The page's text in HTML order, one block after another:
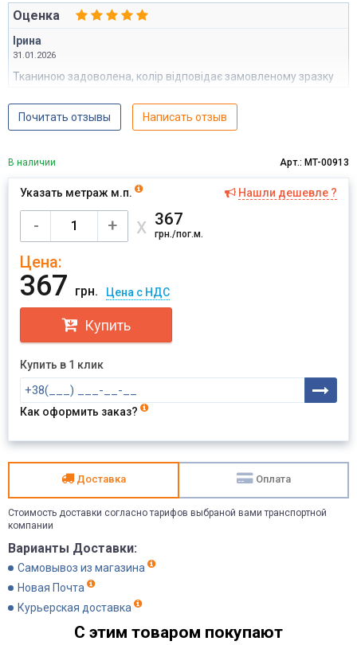
Оценка
Ірина
31.01.2026
Тканиною задоволена, колір відповідає замовленому зразку
Почитать отзывы Написать отзыв
В наличии Арт.: MT-00913
Указать метраж м.п. Нашли дешевле ?
- + х 367
грн./пог.м.
Цена:
367 грн. Цена с НДС
Купить
Купить в 1 клик
Как оформить заказ?
Доставка Оплата
Стоимость доставки согласно тарифов выбраной вами транспортной
компании
Варианты Доставки:
Самовывоз из магазина
Новая Почта
Курьерская доставка
С этим товаром покупают